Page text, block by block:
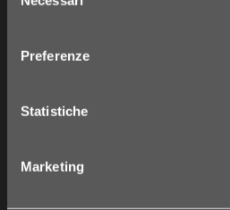
del
Preferenze
Statistiche
MarketingChi siamo